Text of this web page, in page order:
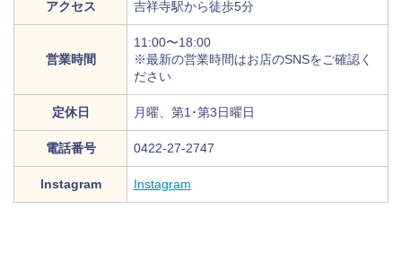
アクセス 吉祥寺駅から徒歩5分
営業時間
11:00〜18:00
※最新の営業時間はお店のSNSをご確認く
ださい
定休日 月曜、第1･第3日曜日
電話番号 0422-27-2747
Instagram Instagram